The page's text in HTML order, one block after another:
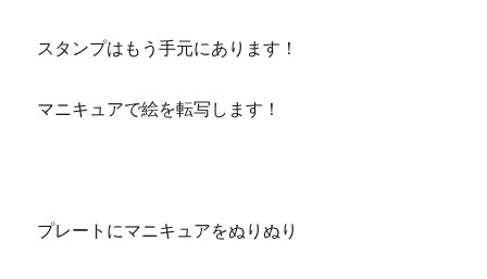
スタンプはもう手元にあります！
マニキュアで絵を転写します！
プレートにマニキュアをぬりぬり